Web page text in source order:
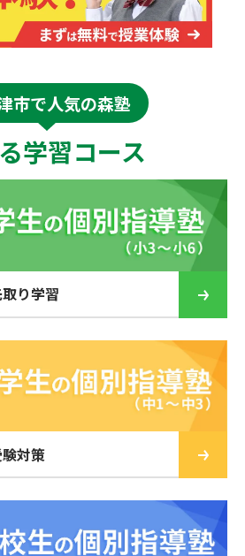
市で人気の森塾
学習コース
り学習
対策